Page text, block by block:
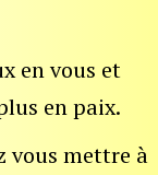
en vous et
en paix.
vous mettre à